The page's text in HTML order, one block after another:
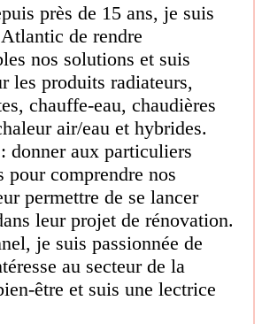
près de 15 ans, je suis
de rendre
nos solutions et suis
les produits radiateurs,
chauffe-eau, chaudières
air/eau et hybrides.
donner aux particuliers
pour comprendre nos
permettre de se lancer
leur projet de rénovation.
je suis passionnée de
au secteur de la
être et suis une lectrice